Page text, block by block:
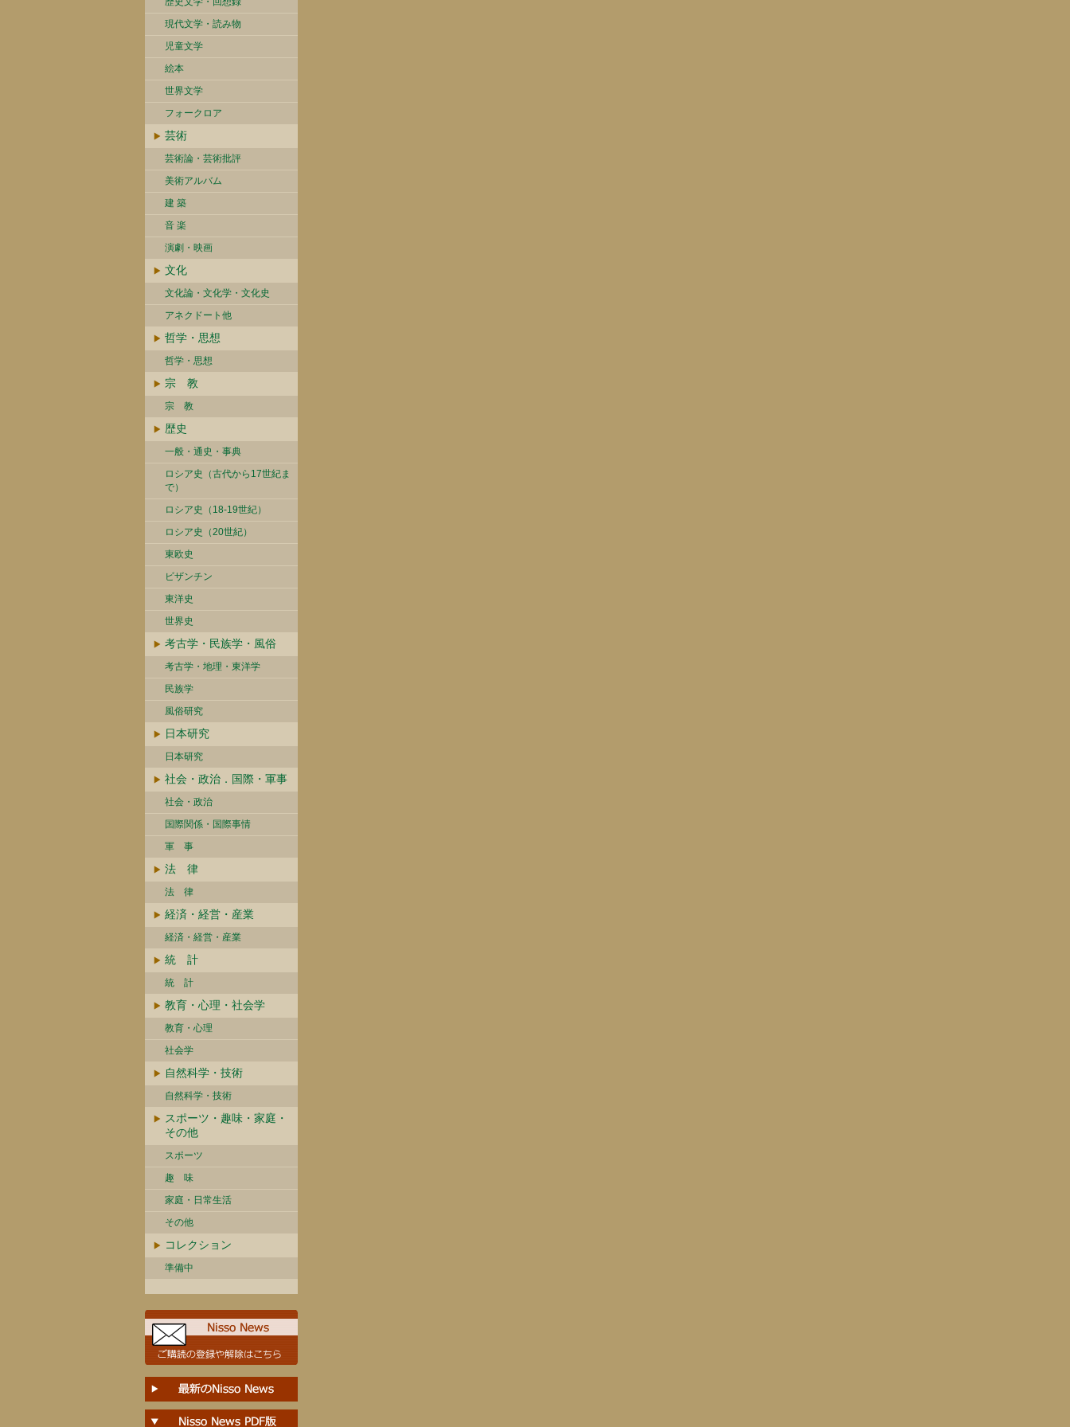
現代文学・読み物
児童文学
絵本
世界文学
フォークロア
芸術
芸術論・芸術批評
美術アルバム
建 築
音 楽
演劇・映画
文化
文化論・文化学・文化史
アネクドート他
哲学・思想
哲学・思想
宗 教
宗 教
歴史
一般・通史・事典
ロシア史（古代から17世紀ま
で）
ロシア史（18-19世紀）
ロシア史（20世紀）
東欧史
ビザンチン
東洋史
世界史
考古学・民族学・風俗
考古学・地理・東洋学
民族学
風俗研究
日本研究
日本研究
社会・政治．国際・軍事
社会・政治
国際関係・国際事情
軍 事
法 律
法 律
経済・経営・産業
経済・経営・産業
統 計
統 計
教育・心理・社会学
教育・心理
社会学
自然科学・技術
自然科学・技術
スポーツ・趣味・家庭・
その他
スポーツ
趣 味
家庭・日常生活
その他
コレクション
準備中